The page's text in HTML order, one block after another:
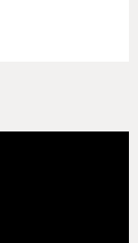
で優しさに満
視えない糸。
の機微。彼らは